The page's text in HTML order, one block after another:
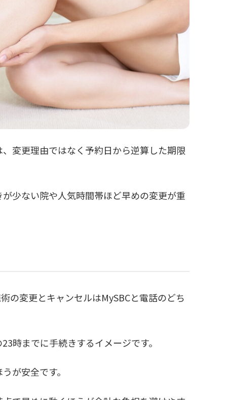
変更理由ではなく予約日から逆算した期限
少ない院や人気時間帯ほど早めの変更が重
の変更とキャンセルはMySBCと電話のどち
時までに手続きするイメージです。
が安全です。